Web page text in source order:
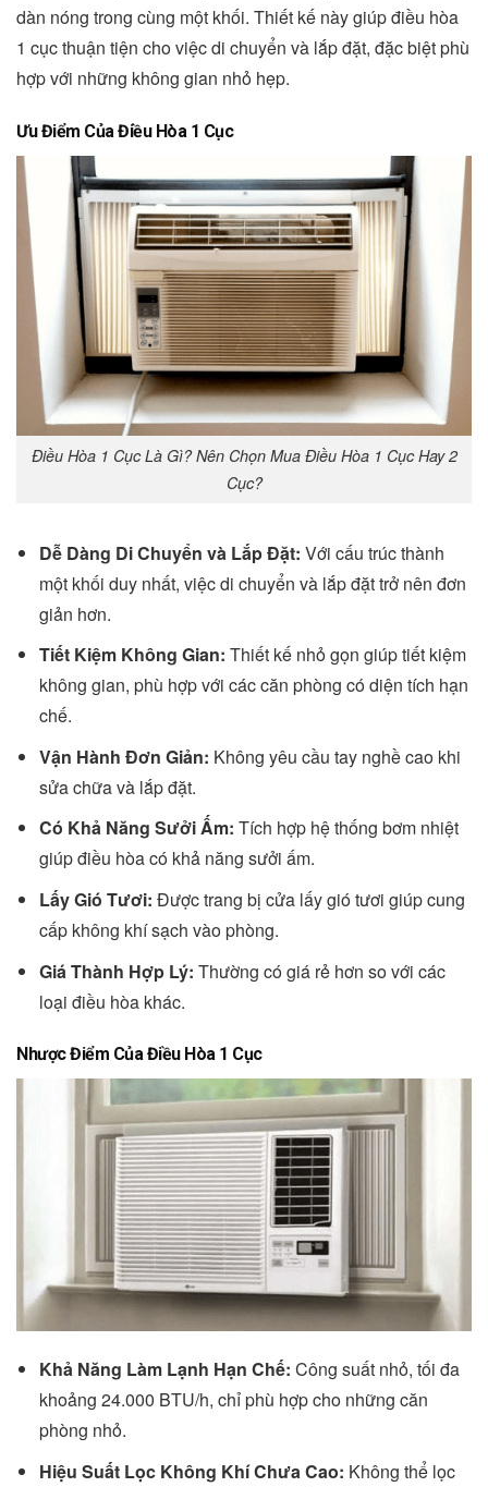
dàn nóng trong cùng một khối. Thiết kế này giúp điều hòa
1 cục thuận tiện cho việc di chuyển và lắp đặt, đặc biệt phù
hợp với những không gian nhỏ hẹp.
Ưu Điểm Của Điều Hòa 1 Cục
Điều Hòa 1 Cục Là Gì? Nên Chọn Mua Điều Hòa 1 Cục Hay 2
Cục?
Dễ Dàng Di Chuyển và Lắp Đặt: Với cấu trúc thành
một khối duy nhất, việc di chuyển và lắp đặt trở nên đơn
giản hơn.
Tiết Kiệm Không Gian: Thiết kế nhỏ gọn giúp tiết kiệm
không gian, phù hợp với các căn phòng có diện tích hạn
chế.
Vận Hành Đơn Giản: Không yêu cầu tay nghề cao khi
sửa chữa và lắp đặt.
Có Khả Năng Sưởi Ấm: Tích hợp hệ thống bơm nhiệt
giúp điều hòa có khả năng sưởi ấm.
Lấy Gió Tươi: Được trang bị cửa lấy gió tươi giúp cung
cấp không khí sạch vào phòng.
Giá Thành Hợp Lý: Thường có giá rẻ hơn so với các
loại điều hòa khác.
Nhược Điểm Của Điều Hòa 1 Cục
Khả Năng Làm Lạnh Hạn Chế: Công suất nhỏ, tối đa
khoảng 24.000 BTU/h, chỉ phù hợp cho những căn
phòng nhỏ.
Hiệu Suất Lọc Không Khí Chưa Cao: Không thể lọc